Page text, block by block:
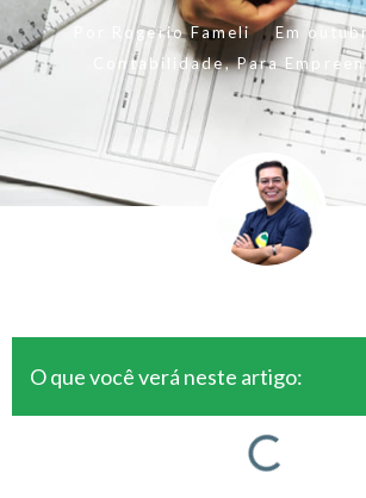
Rogerio Fameli Em
Contabilidade,Para
O que você verá neste artigo: